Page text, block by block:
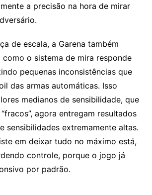
a precisão na hora de mirar
de escala, a Garena também
o sistema de mira responde
pequenas inconsistências que
das armas automáticas. Isso
medianos de sensibilidade, que
agora entregam resultados
sensibilidades extremamente altas.
em deixar tudo no máximo está,
controle, porque o jogo já
por padrão.